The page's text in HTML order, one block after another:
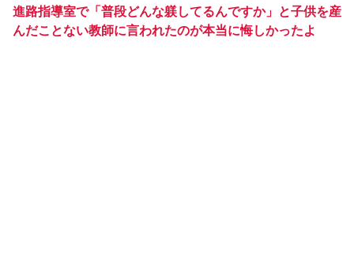
進路指導室で「普段どんな躾してるんですか」と子供を産
んだことない教師に言われたのが本当に悔しかったよ